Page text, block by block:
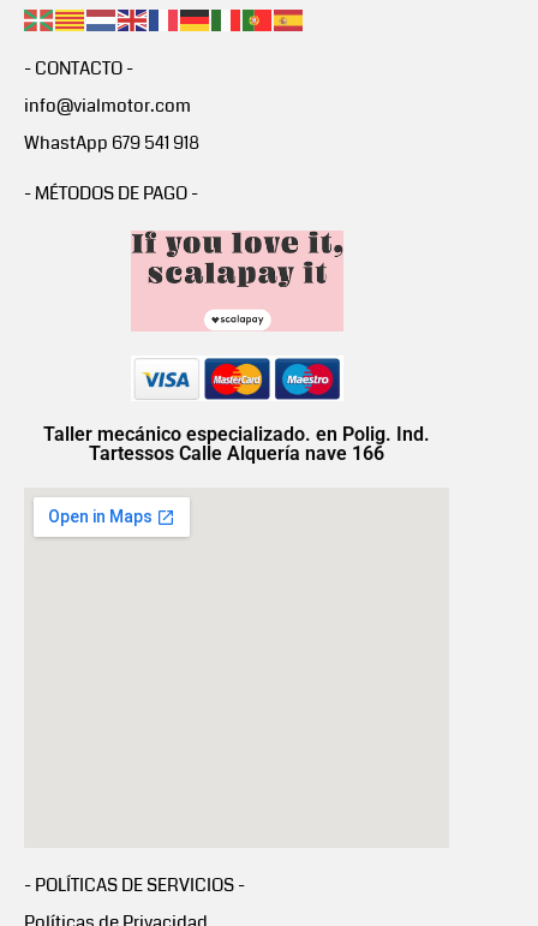
- CONTACTO -
info@vialmotor.com
WhastApp 679 541 918
- MÉTODOS DE PAGO -
Taller mecánico especializado. en Polig. Ind.
Tartessos Calle Alquería nave 166
- POLÍTICAS DE SERVICIOS -